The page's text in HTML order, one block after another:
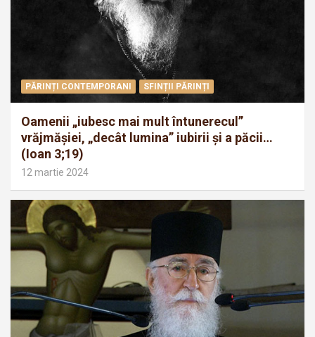
PĂRINȚI CONTEMPORANI SFINȚII PĂRINȚI
Oamenii „iubesc mai mult întunerecul”
vrăjmăşiei, „decât lumina” iubirii şi a păcii…
(Ioan 3;19)
12 martie 2024